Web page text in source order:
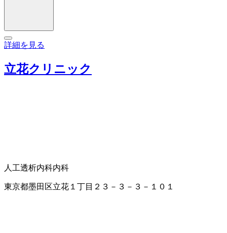
詳細を見る
立花クリニック
人工透析内科内科
東京都墨田区立花１丁目２３－３－３－１０１